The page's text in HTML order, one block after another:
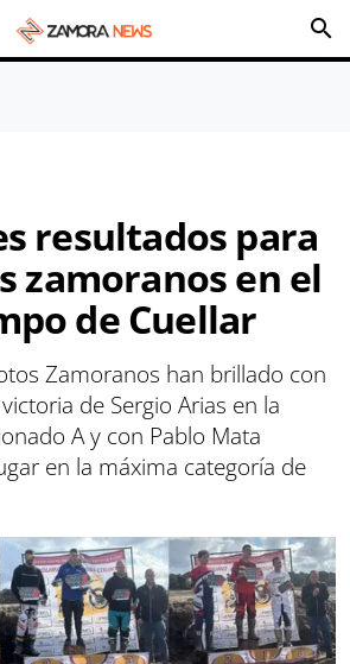
search
resultados para
zamoranos en el
de Cuellar
Zamoranos han brillado con
de Sergio Arias en la
A y con Pablo Mata
en la máxima categoría de